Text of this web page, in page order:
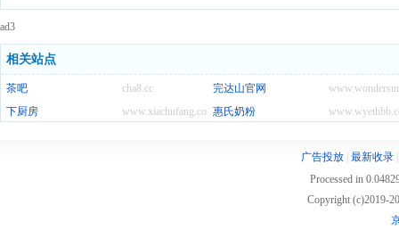
ad3
相关站点
cha8.cc
茶吧
完达山官网
www.xiachufang.com
下厨房 惠氏奶粉
广告投放 最新收录
Processed in
Copyright (c)2019-